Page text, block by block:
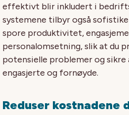
effektivt blir inkludert i
systemene tilbyr også
spore produktivitet,
personalomsetning, slik at du
potensielle problemer og
engasjerte og fornøyde.
Reduser kostnadene